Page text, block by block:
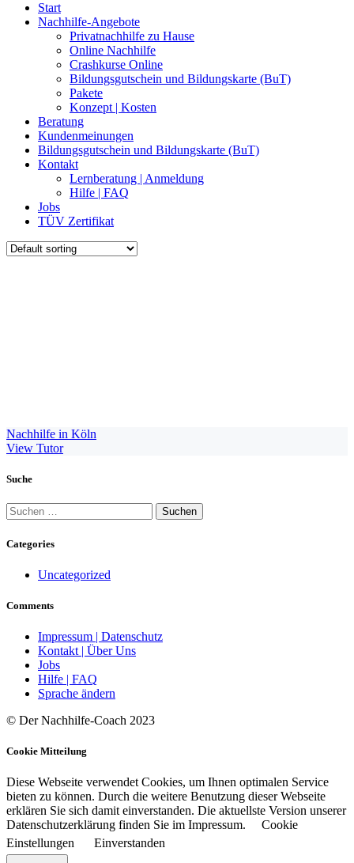
Start
Nachhilfe-Angebote
Privatnachhilfe zu Hause
Online Nachhilfe
Crashkurse Online
Bildungsgutschein und Bildungskarte (BuT)
Pakete
Konzept | Kosten
Beratung
Kundenmeinungen
Bildungsgutschein und Bildungskarte (BuT)
Kontakt
Lernberatung | Anmeldung
Hilfe | FAQ
Jobs
TÜV Zertifikat
Nachhilfe in Köln
View Tutor
Suche
Suchen
nach:
Categories
Uncategorized
Comments
Impressum | Datenschutz
Kontakt | Über Uns
Jobs
Hilfe | FAQ
Sprache ändern
© Der Nachhilfe-Coach 2023
Cookie Mitteilung
Diese Webseite verwendet Cookies, um Ihnen optimalen Service
bieten zu können. Durch die weitere Benutzung dieser Webseite
erklären Sie sich damit einverstanden. Die aktuellste Version unserer
Datenschutzerklärung finden Sie im Impressum.
Cookie
Einstellungen
Einverstanden